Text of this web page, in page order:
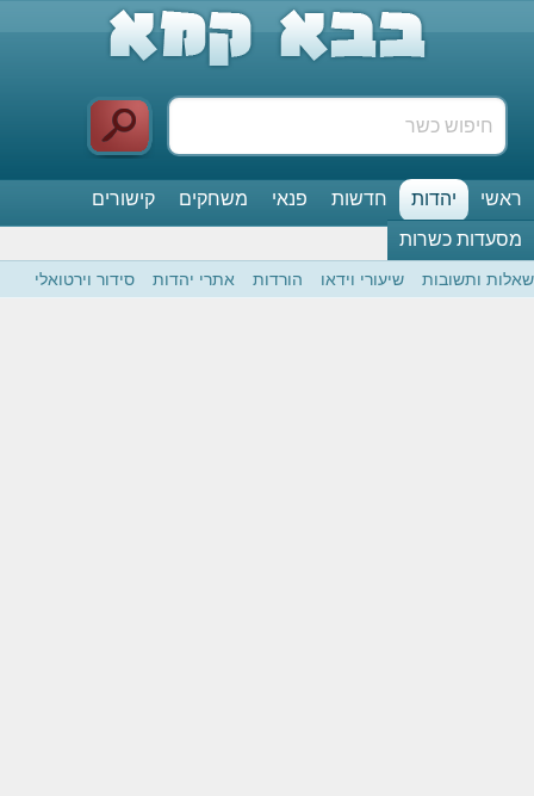
ראשי יהדות חדשות פנאי משחקים
קישורים
מסעדות כשרות
שאלות ותשובות שיעורי וידאו הורדות אתרי יהדות סידור וירטואלי